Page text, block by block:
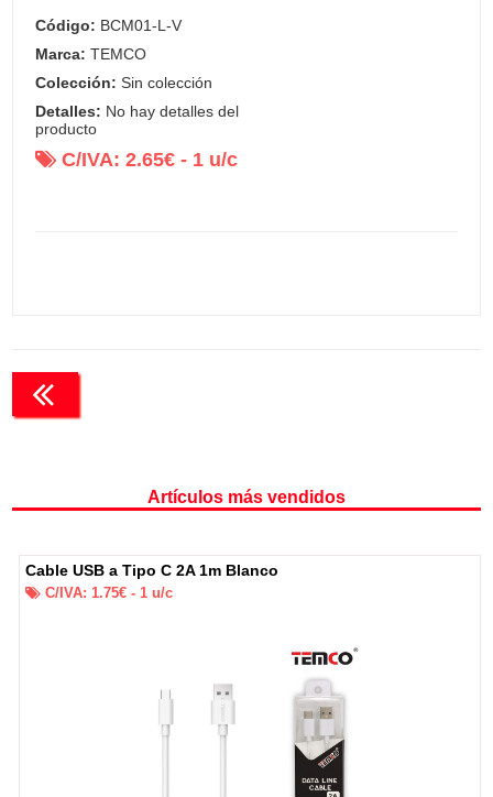
Código: BCM01-L-V
Marca: TEMCO
Colección: Sin colección
Detalles: No hay detalles del
producto
C/IVA:2.65€ - 1 u/c
Artículos más vendidos
Cable USB a Tipo C 2A 1m Blanco
C/IVA: 1.75€ - 1u/c